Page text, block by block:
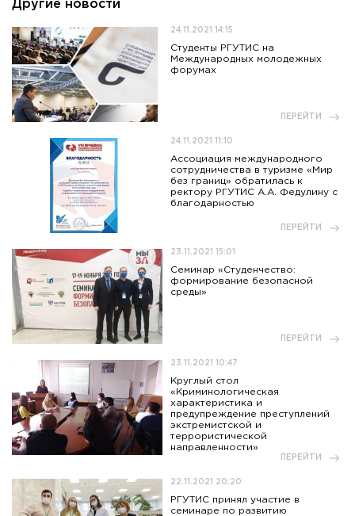
Другие новости
24.11.2021 14:15
Студенты РГУТИС на
Международных молодежных
форумах
ПЕРЕЙТИ
24.11.2021 11:10
Ассоциация международного
сотрудничества в туризме «Мир
без границ» обратилась к
ректору РГУТИС А.А. Федулину с
благодарностью
ПЕРЕЙТИ
23.11.2021 15:01
Семинар «Студенчество:
формирование безопасной
среды»
ПЕРЕЙТИ
23.11.2021 10:47
Круглый стол
«Криминологическая
характеристика и
предупреждение преступлений
экстремистской и
террористической
направленности»
ПЕРЕЙТИ
22.11.2021 20:20
РГУТИС принял участие в
семинаре по развитию